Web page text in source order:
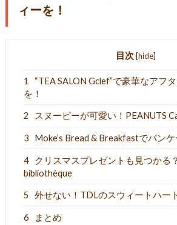
ィーを！
目次 [hide]
1
“TEA SALON Gclef”で豪華なアフ
を！
2 スヌーピーが可愛い！PEANUTS
3 Moke’s Bread & Breakfastでパン
4
クリスマスプレゼントも見つかる
bibliothèque
5 外せない！TDLのスウィートハー
6 まとめ